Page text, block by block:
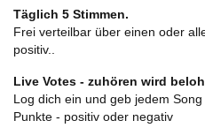
Täglich 5 Stimmen.
Frei verteilbar über einen oder
positiv..
Live Votes - zuhören wird
Log dich ein und geb jedem
Punkte - positiv oder negativ